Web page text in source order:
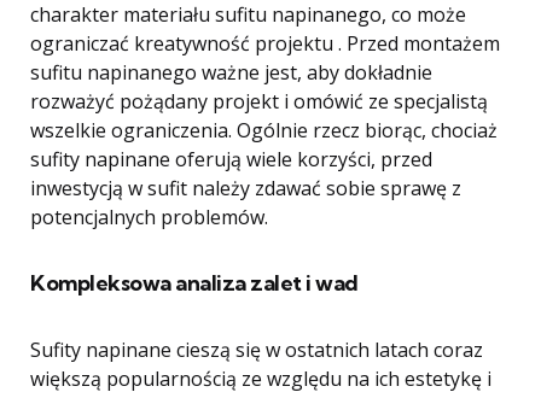
charakter materiału sufitu napinanego, co może
ograniczać kreatywność projektu . Przed montażem
sufitu napinanego ważne jest, aby dokładnie
rozważyć pożądany projekt i omówić ze specjalistą
wszelkie ograniczenia. Ogólnie rzecz biorąc, chociaż
sufity napinane oferują wiele korzyści, przed
inwestycją w sufit należy zdawać sobie sprawę z
potencjalnych problemów.
Kompleksowa analiza zalet i wad
Sufity napinane cieszą się w ostatnich latach coraz
większą popularnością ze względu na ich estetykę i